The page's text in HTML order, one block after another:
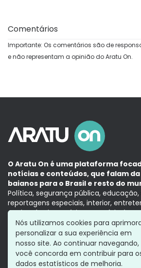
Comentários
Importante: Os comentários são de
e não representam a opinião do Aratu On.
O Aratu On é uma plataforma
notícias e conteúdos, que falam da
baianos para o Brasil e resto do
Política, segurança pública,
reportagens especiais, interior,
Aqui, tudo vira notícia e a notícia é no
com a credibilidade do Grupo Aratu.
Grupo Aratu
Política de privacidade
Nós utilizamos cookies para
personalizar a sua experiência em
nosso site. Ao continuar navegando,
você concorda em contribuir para
dados estatísticos de melhoria.